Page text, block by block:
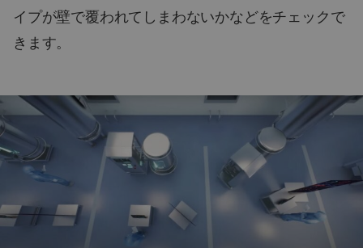
イプが壁で覆われてしまわないかなどをチェックで
きます。